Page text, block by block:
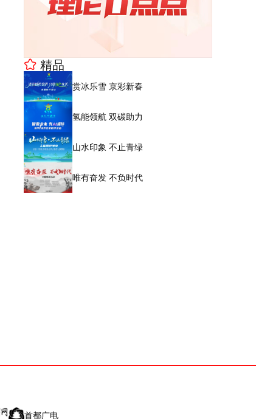
精品
赏冰乐雪 京彩新春
氢能领航 双碳助力
山水印象 不止青绿
唯有奋发 不负时代
首都广电